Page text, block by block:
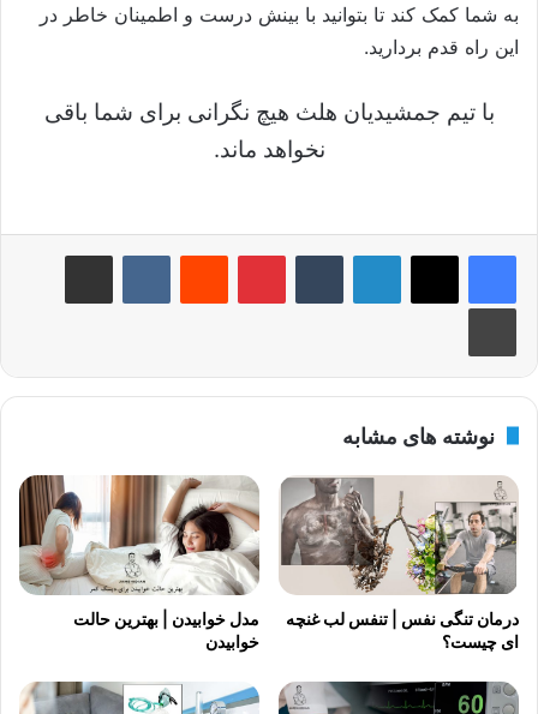
به شما کمک کند تا بتوانید با بینش درست و اطمینان خاطر در
این راه قدم بردارید.
با تیم جمشیدیان هلث هیچ نگرانی برای شما باقی
نخواهد ماند.
لینکدین ‫پین‌ترست ‫رددیت
چاپ
نوشته های مشابه
درمان تنگی نفس | تنفس لب غنچه
ای چیست؟
مدل خوابیدن | بهترین حالت
خوابیدن